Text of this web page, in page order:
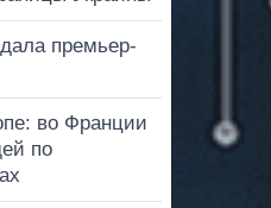
премьер-
во Франции
по